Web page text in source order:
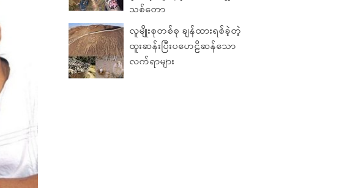
သစ်တော
လူမျိုးစုတစ်စု ချန်ထားရစ်ခဲ့တဲ့
ထူးဆန်းပြီးပဟေဠိဆန်သော
လက်ရာများ